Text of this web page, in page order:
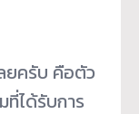
ยครับ คือตัว
ที่ได้รับการ